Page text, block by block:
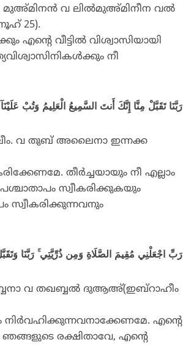
മുഅ്മിനന്‍ വ ലില്‍മുഅ്മിനീന വല്‍
25).
എന്റെ വീട്ടില്‍ വിശ്വാസിയായി
നീ
رَبَّنَا تَقَبَّلْ مِنَّا إِنَّكَ أَنتَ السَّمِيعُ الْعَلِيمُ وَتُبْ
വ തുബ് അലൈനാ ഇന്നക്ക
തീര്‍ച്ചയായും നീ എല്ലാം
സ്വീകരിക്കുകയും
സ്വീകരിക്കുന്നവനും
رَبِّ اجْعَلْنِي مُقِيمَ الصَّلَاةِ وَمِن ذُرِّيَّتِي ۚ رَبَّنَا
റബ്ബനാ വ തഖബ്ബല്‍ ദുആഅ്(ഇബ്‌റാഹീം
നിര്‍വഹിക്കുന്നവനാക്കേണമേ. എന്റെ
രക്ഷിതാവേ, എന്റെ